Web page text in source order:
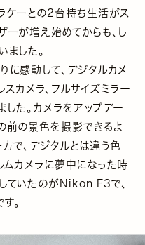
ケーとの2台持ち生活がス
ーが増え始めてからも、し
ました。
に感動して、デジタルカメ
カメラ、フルサイズミラー
した。カメラをアップデー
前の景色を撮影できるよ
で、デジタルとは違う色
ムカメラに夢中になった時
ていたのがNikon F3で、
。